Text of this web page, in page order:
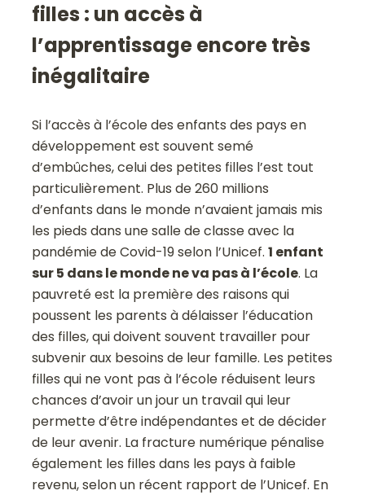
filles : un accès à
l’apprentissage encore très
inégalitaire
Si l’accès à l’école des enfants des pays en
développement est souvent semé
d’embûches, celui des petites filles l’est tout
particulièrement. Plus de 260 millions
d’enfants dans le monde n’avaient jamais mis
les pieds dans une salle de classe avec la
pandémie de Covid-19 selon l’Unicef.1 enfant
sur 5 dans le monde ne va pas à l’école. La
pauvreté est la première des raisons qui
poussent les parents à délaisser l’éducation
des filles, qui doivent souvent travailler pour
subvenir aux besoins de leur famille. Les petites
filles qui ne vont pas à l’école réduisent leurs
chances d’avoir un jour un travail qui leur
permette d’être indépendantes et de décider
de leur avenir. La fracture numérique pénalise
également les filles dans les pays à faible
revenu, selon un récent rapport de l’Unicef. En